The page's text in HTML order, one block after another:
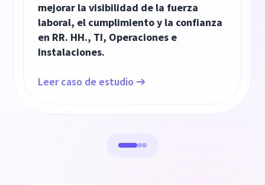
mejorar la visibilidad de la fuerza
laboral, el cumplimiento y la confianza
en RR. HH., TI, Operaciones e
Instalaciones.
Leer caso de estudio